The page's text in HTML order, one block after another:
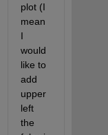
plot (I
mean
I
would
like to
add
upper
left
the